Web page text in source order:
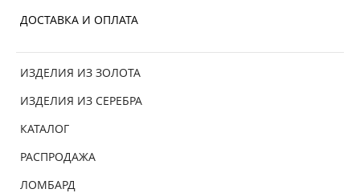
ДОСТАВКА И ОПЛАТА
ИЗДЕЛИЯ ИЗ ЗОЛОТА
ИЗДЕЛИЯ ИЗ СЕРЕБРА
КАТАЛОГ
РАСПРОДАЖА
ЛОМБАРД